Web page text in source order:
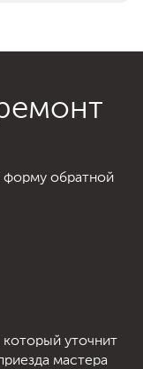
форму обратной
уточнит
мастера